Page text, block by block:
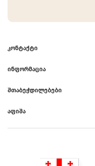
ᲙᲝᲜᲢᲐᲥᲢᲘ
ᲘᲜᲤᲝᲠᲛᲐᲪᲘᲐ
ᲨᲗᲐᲑᲔᲭᲓᲘᲚᲔᲑᲔᲑᲘ
ᲐᲤᲘᲨᲐ